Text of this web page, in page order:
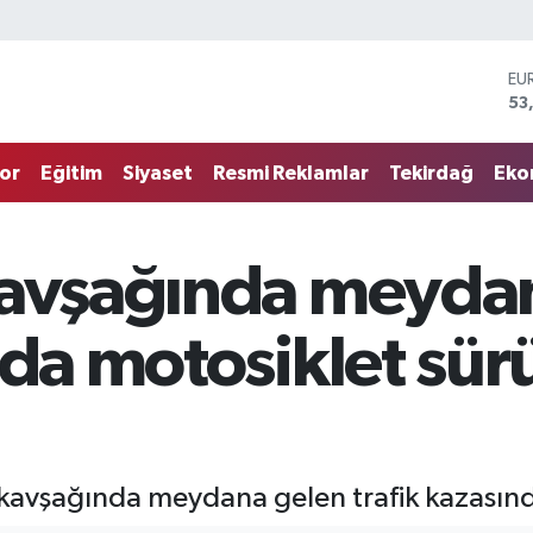
Eğitim Siyaset Resmi Reklamlar Tekirdağ
motosiklet
meydana gelen trafik